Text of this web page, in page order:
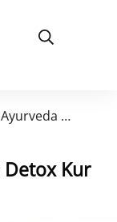
Begleitete online Ayurveda Detox Kur in der Gruppe
Kur